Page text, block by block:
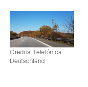
Credits: Telefónica
Deutschland